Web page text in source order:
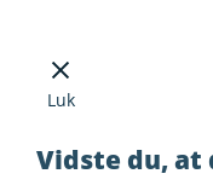
Luk
Vidste du,